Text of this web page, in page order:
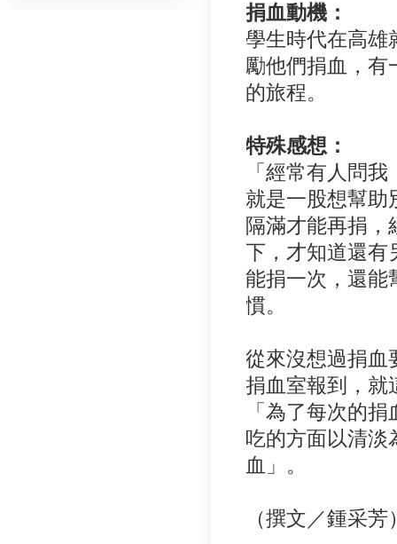
捐血動機：
學生時代在高雄
勵他們捐血，有
的旅程。
特殊感想：
「經常有人問
就是一股想幫助
隔滿才能再捐
下，才知道還有
能捐一次，還能
慣。
從來沒想過捐血
捐血室報到，就
「為了每次的
吃的方面以清淡
血」。
（撰文／鍾采芳